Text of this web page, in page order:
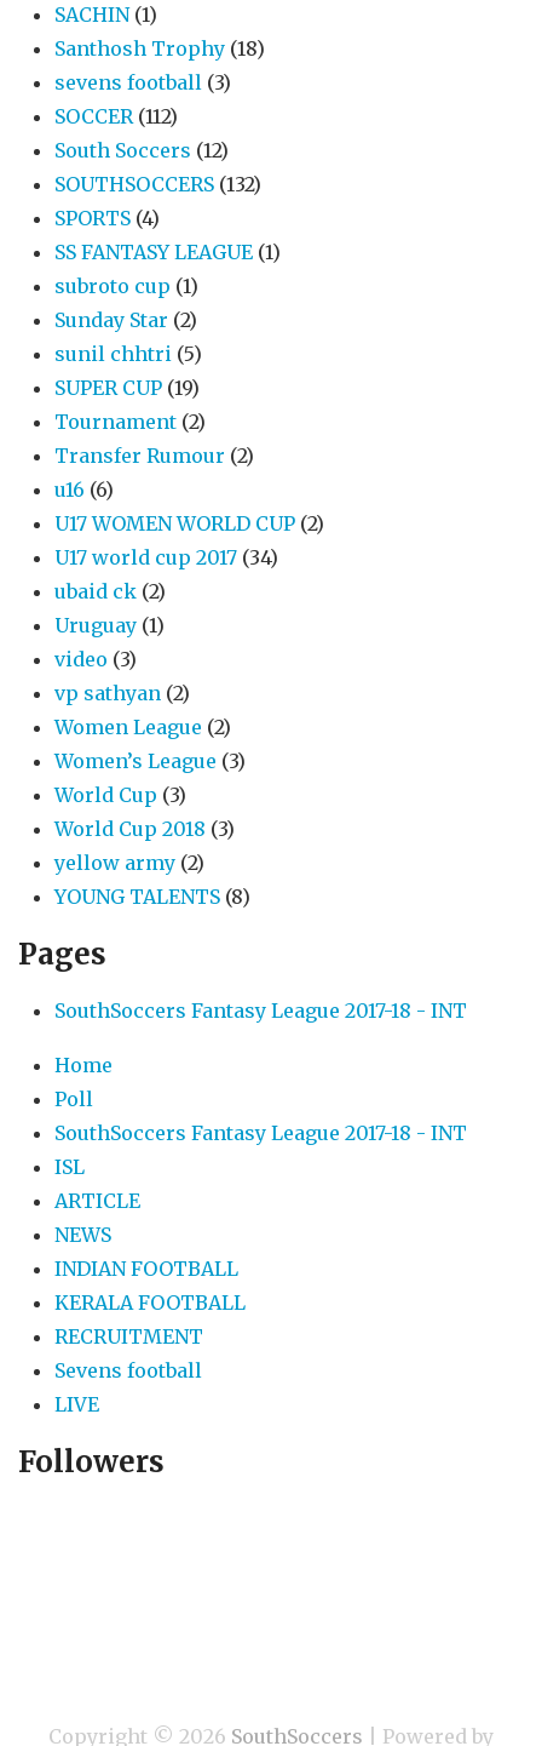
SACHIN (1)
Santhosh Trophy (18)
sevens football (3)
SOCCER (112)
South Soccers (12)
SOUTHSOCCERS (132)
SPORTS (4)
SS FANTASY LEAGUE (1)
subroto cup (1)
Sunday Star (2)
sunil chhtri (5)
SUPER CUP (19)
Tournament (2)
Transfer Rumour (2)
u16 (6)
U17 WOMEN WORLD CUP (2)
U17 world cup 2017 (34)
ubaid ck (2)
Uruguay (1)
video (3)
vp sathyan (2)
Women League (2)
Women’s League (3)
World Cup (3)
World Cup 2018 (3)
yellow army (2)
YOUNG TALENTS (8)
Pages
SouthSoccers Fantasy League 2017-18 - INT
Home
Poll
SouthSoccers Fantasy League 2017-18 - INT
ISL
ARTICLE
NEWS
INDIAN FOOTBALL
KERALA FOOTBALL
RECRUITMENT
Sevens football
LIVE
Followers
Copyright © 2026 SouthSoccers | Powered by